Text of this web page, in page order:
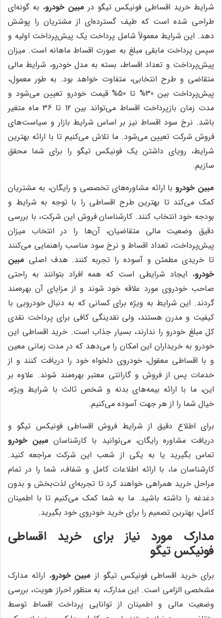
شرایط خرید اقساطی فونیکس تیگو در مبین خودرو، به گونه‌ای
طراحی شده است که طیف گسترده‌ای از مشتریان را پوشش
دهد. این شرایط معمولاً شامل پرداخت یک پیش‌پرداخت اولیه و
سپس پرداخت مابقی مبلغ به صورت اقساط ماهانه است. میزان
پیش‌پرداخت و تعداد اقساط، بسته به مدل خودرو، شرایط مالی
متقاضی و طرح انتخابی، متفاوت خواهد بود. به طور معمول،
پیش‌پرداخت بین 30% تا 50% قیمت خودرو تعیین می‌شود و
مدت زمان بازپرداخت اقساط می‌تواند بین 12 تا 36 ماه متغیر
باشد. نرخ سود اقساط نیز بر اساس شرایط بازار و سیاست‌های
فروش شرکت تعیین می‌شود. ما تلاش می‌کنیم تا با ارائه بهترین
شرایط، رویای داشتن یک فونیکس تیگو را برای شما محقق
سازیم.
مبین خودرو با ارائه مشاوره‌های تخصصی و رایگان، به مشتریان
کمک می‌کند تا بهترین طرح اقساطی را با توجه به شرایط و
بودجه خود انتخاب کنند. کارشناسان فروش این شرکت، با بررسی
دقیق وضعیت مالی متقاضیان، آن‌ها را در انتخاب میزان
پیش‌پرداخت، تعداد اقساط و نرخ سود مناسب راهنمایی می‌کنند
تا خریدی مطمئن و آسوده را تجربه کنند. هدف اصلی مبین
خودرو، ایجاد شرایطی است که همه افراد بتوانند به راحتی
صاحب خودروی مورد علاقه خود شوند و از مزایای آن بهره‌مند
گردند. این شرایط به ویژه برای کسانی که به دنبال خودرویی با
کیفیت و مدرن هستند، ولی نقدینگی کافی برای پرداخت نقدی
کل مبلغ خودرو را ندارند، بسیار جذاب است. خرید اقساطی این
خودرو به خریداران این امکان را می‌دهد که در مدت زمانی معین
و با اقساطی معقول، خودروی دلخواه خود را دریافت کنند و از
خدمات پس از فروش و گارانتی معتبر بهره‌مند شوند. علاوه بر
این، ما با ارائه بیمه‌های بدنه و شخص ثالث با شرایط ویژه،
خیال شما را از هر جهت آسوده می‌کنیم.
برای اطلاع دقیق از شرایط فروش اقساطی فونیکس تیگو و
دریافت مشاوره رایگان، می‌توانید با کارشناسان مبین خودرو
تماس بگیرید یا به یکی از شعب این شرکت مراجعه کنید.
کارشناسان ما، با ارائه اطلاعات کامل و شفاف، شما را در تمام
مراحل خرید همراهی خواهند کرد تا تجربه‌ای لذت‌بخش و بدون
دغدغه را داشته باشید. ما به شما کمک می‌کنیم تا با اطمینان
کامل، بهترین تصمیم را برای خرید خودروی خود بگیرید.
مدارک مورد نیاز برای خرید اقساطی
فونیکس تیگو
برای خرید اقساطی فونیکس تیگو از مبین خودرو، ارائه مدارک
مشخصی الزامی است. این مدارک، به منظور احراز هویت، بررسی
وضعیت مالی و اطمینان از توانایی پرداخت اقساط توسط